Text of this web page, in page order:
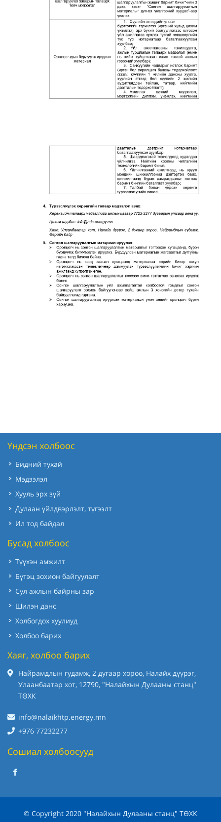
Үндсэн холбоос
Бидний тухай
Мэдээлэл
Хууль эрх зүй
Дулаан үйлдвэрлэлт, түгээлт
Ил тод байдал
Бусад холбоос
Түүхэн амжилт
Бүтэц зохион байгуулалт
Сул ажлын байрны зар
Шилэн данс
Холбогдох хуулиуд
Холбоо барих
Хаяг, холбоо барих
Найрамдлын гудамж, 2 дугаар хороо, Налайх дүүрэг,
Улаанбаатар хот, 12790, "Налайхын Дулааны станц"
ТӨХК
info@nalaikhtp.energy.mn
+976 77232277
Сошиал холбоосууд
© Copyright 2020 "Налайхын Дулааны станц" ТӨХК